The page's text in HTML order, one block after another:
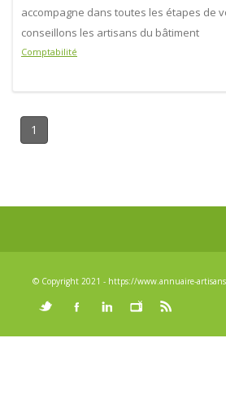
accompagne dans toutes les étapes de
conseillons les artisans du bâtiment
Comptabilité
1
© Copyright 2021 - https://www.annuaire-